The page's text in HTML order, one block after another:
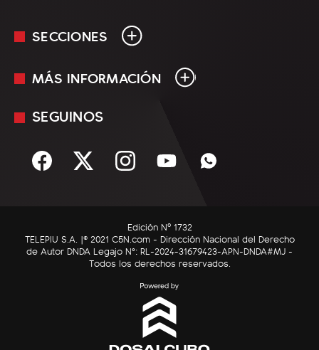
SECCIONES
En Vivo
Sociedad
C5N Autos
RatingCero
MÁS INFORMACIÓN
Mediakit
Términos y condiciones
SEGUINOS
Edición Nº 1732
TELEPIU S.A. |© 2021 C5N.com - Dirección Nacional del Derecho
de Autor DNDA Legajo N°: RL-2024-31679423-APN-DNDA#MJ -
Todos los derechos reservados.